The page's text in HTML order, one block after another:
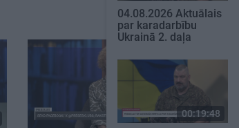
00:19:34
04.08.2026 Aktuālais
par karadarbību
Ukrainā 2. daļa
00:19:48